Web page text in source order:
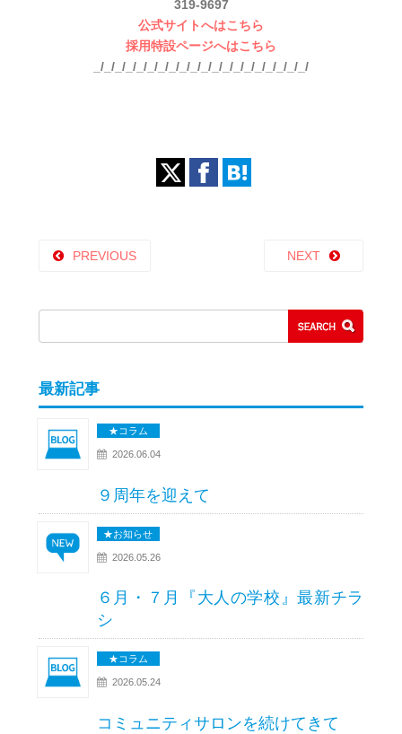
319-9697
公式サイトへはこちら
採用特設ページへはこちら
_/_/_/_/_/_/_/_/_/_/_/_/_/_/_/_/_/_/_/_/
PREVIOUS NEXT
最新記事
★コラム
2026.06.04
９周年を迎えて
★お知らせ
2026.05.26
６月・７月『大人の学校』最新チラ
シ
★コラム
2026.05.24
コミュニティサロンを続けてきて